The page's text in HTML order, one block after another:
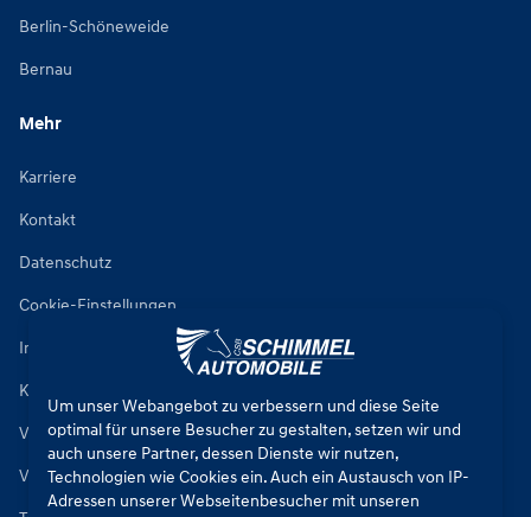
Berlin-Schöneweide
Bernau
Mehr
Karriere
Kontakt
Datenschutz
Cookie-Einstellungen
Impressum
Kfz-Reparaturbedingungen
Verkaufsbedingungen Neuwagen
Verkaufsbedingungen Gebrauchtwagen
Um unser Webangebot zu verbessern und diese Seite
optimal für unsere Besucher zu gestalten, setzen wir und
auch unsere Partner, dessen Dienste wir nutzen,
Technologien wie Cookies ein. Auch ein Austausch von IP-
Adressen unserer Webseitenbesucher mit unseren